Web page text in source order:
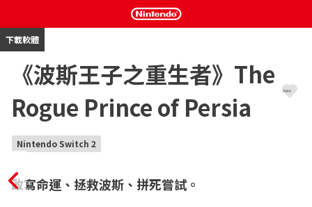
下載軟體
《波斯王子之重生者》The
Rogue Prince of Persia
Nintendo Switch 2
改寫命運、拯救波斯、拼死嘗試。